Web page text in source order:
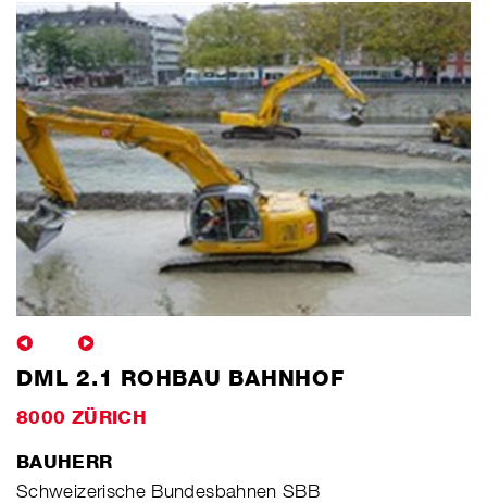
DML 2.1 ROHBAU BAHNHOF
8000 ZÜRICH
BAUHERR
Schweizerische Bundesbahnen SBB